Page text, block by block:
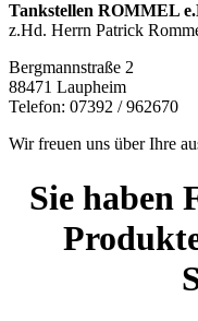
Tankstellen ROMMEL
z.Hd. Herrn Patrick
Bergmannstraße 2
88471 Laupheim
Telefon: 07392 / 962670
Wir freuen uns über Ihre
Sie haben